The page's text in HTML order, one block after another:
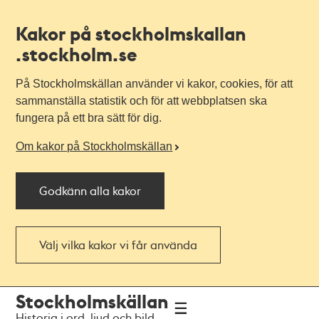
Kakor på stockholmskallan
.stockholm.se
På Stockholmskällan använder vi kakor, cookies, för att
sammanställa statistik och för att webbplatsen ska
fungera på ett bra sätt för dig.
Om kakor på Stockholmskällan
Godkänn alla kakor
Välj vilka kakor vi får använda
navigationen
huvudinnehållet
Stockholmskällan